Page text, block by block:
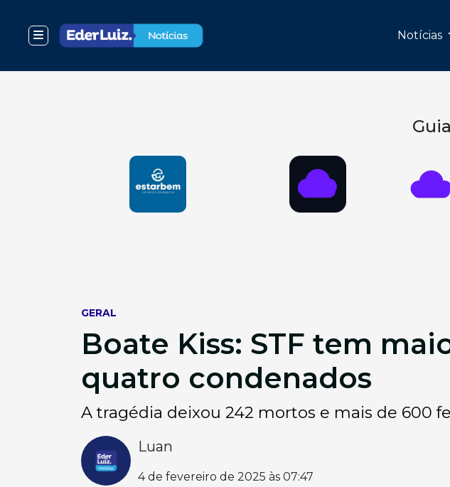
Notícias
GERAL
Boate Kiss: STF tem
quatro condenados
A tragédia deixou 242 mortos e mais de 600
Luan
4 de fevereiro de 2025 às 07:47